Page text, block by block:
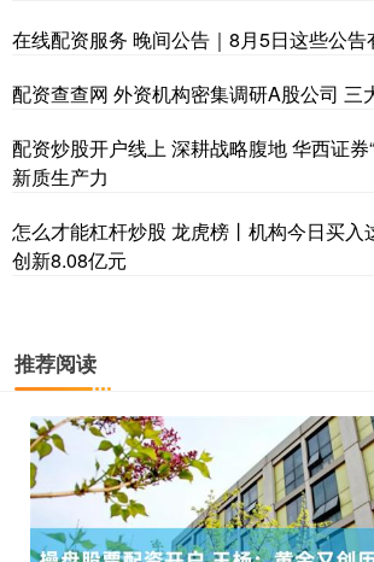
在线配资服务 晚间公告｜8月5日这些公告
配资查查网 外资机构密集调研A股公司 三
配资炒股开户线上 深耕战略腹地 华西证券
新质生产力
怎么才能杠杆炒股 龙虎榜丨机构今日买入
创新8.08亿元
推荐阅读